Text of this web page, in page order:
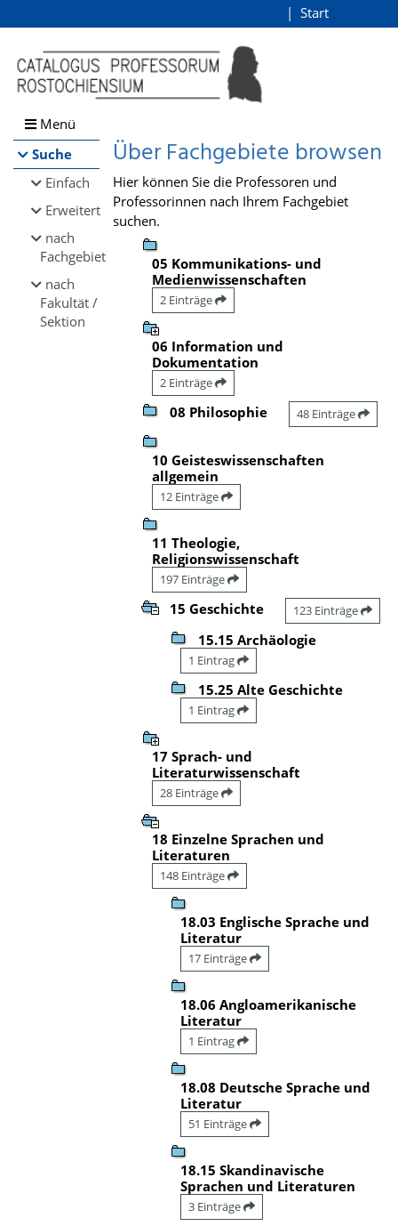
Browsen
direkt zum Inhalt
Start
Menü
Suche
Einfach
Erweitert
nach
Fachgebiet
nach
Fakultät /
Sektion
Über Fachgebiete browsen
Hier können Sie die Professoren und
Professorinnen nach Ihrem Fachgebiet
suchen.
05 Kommunikations- und
Medienwissenschaften
2 Einträge
06 Information und
Dokumentation
2 Einträge
08 Philosophie 48 Einträge
10 Geisteswissenschaften
allgemein
12 Einträge
11 Theologie,
Religionswissenschaft
197 Einträge
15 Geschichte 123 Einträge
15.15 Archäologie
1 Eintrag
15.25 Alte Geschichte
1 Eintrag
17 Sprach- und
Literaturwissenschaft
28 Einträge
18 Einzelne Sprachen und
Literaturen
148 Einträge
18.03 Englische Sprache und
Literatur
17 Einträge
18.06 Angloamerikanische
Literatur
1 Eintrag
18.08 Deutsche Sprache und
Literatur
51 Einträge
18.15 Skandinavische
Sprachen und Literaturen
3 Einträge